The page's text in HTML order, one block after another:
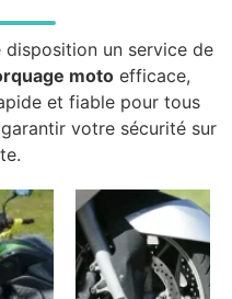
un service de
motoefficace,
et fiable pour tous
votre sécurité sur